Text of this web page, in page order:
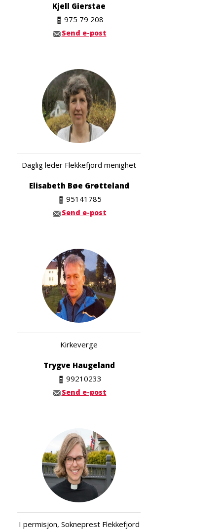
Kjell Gierstae
975 79 208
Send e-post
Daglig leder Flekkefjord menighet
Elisabeth Bøe Grøtteland
95141785
Send e-post
Kirkeverge
Trygve Haugeland
99210233
Send e-post
I permisjon, Sokneprest Flekkefjord